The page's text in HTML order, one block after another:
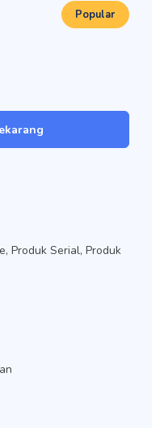
Popular
Produk Serial, Produk